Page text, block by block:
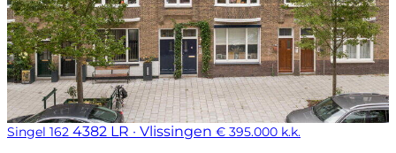
Singel 162 4382 LR · Vlissingen € 395.000 k.k.